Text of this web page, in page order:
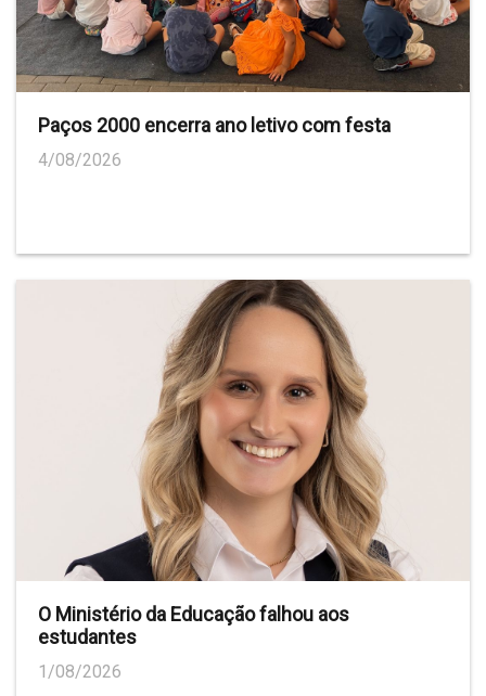
Paços 2000 encerra ano letivo com festa
4/08/2026
O Ministério da Educação falhou aos
estudantes
1/08/2026